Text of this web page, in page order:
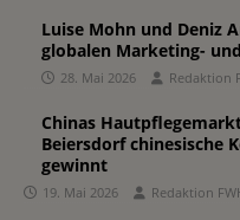
Luise Mohn und Deniz
globalen Marketing-
28. Mai 2026 Redaktion
Chinas
Beiersdorf chinesische
gewinnt
19. Mai 2026 Redaktion